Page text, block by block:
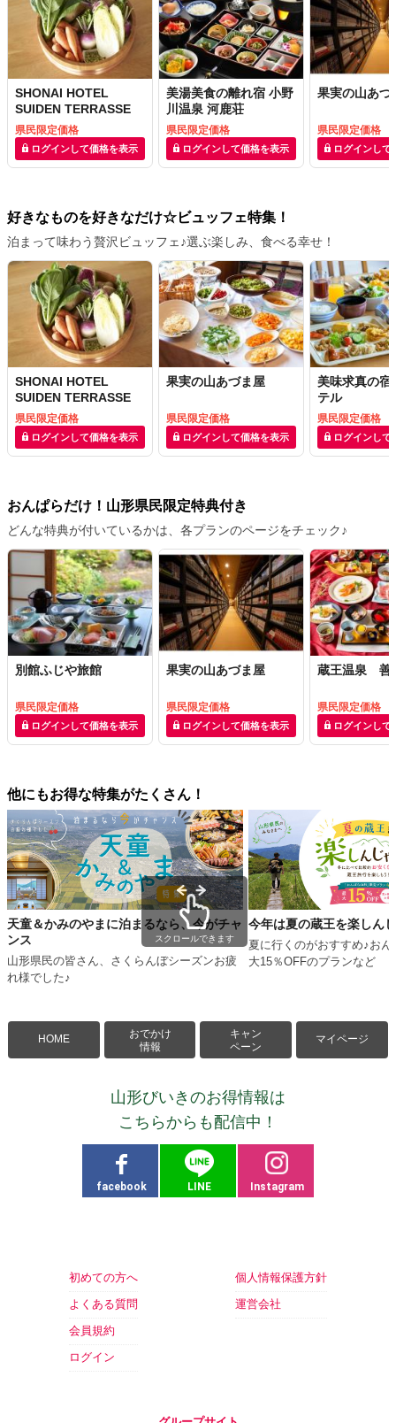
SHONAI HOTEL
SUIDEN TERRASSE
県民限定価格
ログインして価格を表示
美湯美食の離れ宿 小野
川温泉 河鹿荘
県民限定価格
ログインして価格を表示
果実の山あづ
県民限定価格
ログインして
好きなものを好きなだけ☆ビュッフェ特集！
泊まって味わう贅沢ビュッフェ♪選ぶ楽しみ、食べる幸せ！
SHONAI HOTEL
SUIDEN TERRASSE
県民限定価格
ログインして価格を表示
果実の山あづま屋
県民限定価格
ログインして価格を表示
美味求真の
テル
県民限定価格
ログインして
おんぱらだけ！山形県民限定特典付き
どんな特典が付いているかは、各プランのページをチェック♪
別館ふじや旅館
県民限定価格
ログインして価格を表示
果実の山あづま屋
県民限定価格
ログインして価格を表示
蔵王温泉 善
県民限定価格
ログインして
他にもお得な特集がたくさん！
天童＆かみのやまに泊まるなら、今がチャ
ンス
山形県民の皆さん、さくらんぼシーズンお疲
れ様でした♪
今年は夏の蔵王を楽しん
夏に行くのがおすすめ♪お
大15％OFFのプランなど
スクロールできます
HOME
おでかけ
情報
キャン
ペーン
マイページ
山形びいきのお得情報は
こちらからも配信中！
facebook LINE Instagram
初めての方へ
よくある質問
会員規約
ログイン
個人情報保護方針
運営会社